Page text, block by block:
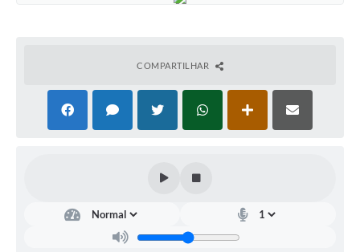
Portal da Privacidade
PNAB (Política Nacional Aldir Blanc)
COMPARTILHAR